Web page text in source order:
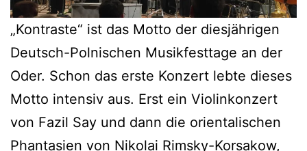
„Kontraste“ ist das Motto der diesjährigen
Deutsch-Polnischen Musikfesttage an der
Oder. Schon das erste Konzert lebte dieses
Motto intensiv aus. Erst ein Violinkonzert
von Fazil Say und dann die orientalischen
Phantasien von Nikolai Rimsky-Korsakow,